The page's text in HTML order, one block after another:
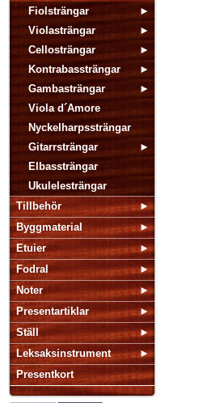
Fiolsträngar
Violasträngar
Cellosträngar
Kontrabassträngar
Gambasträngar
Viola d´Amore
Nyckelharpssträngar
Gitarrsträngar
Elbassträngar
Ukulelesträngar
Tillbehör
Byggmaterial
Etuier
Fodral
Noter
Presentartiklar
Ställ
Leksaksinstrument
Presentkort